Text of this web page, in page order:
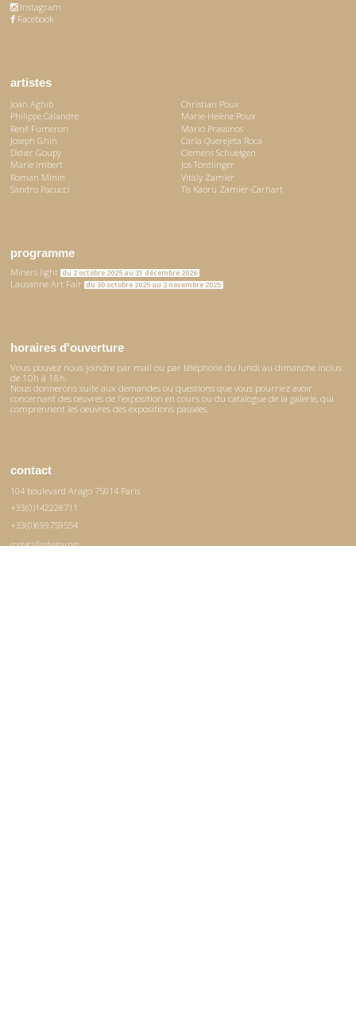
Instagram
Facebook
artistes
Joan Aghib
Philippe Calandre
René Fumeron
Joseph Ghin
Didier Goupy
Marie Imbert
Roman Minin
Sandro Pacucci
Christian Poux
Marie-Hélène Poux
Mario Prassinos
Carla Querejeta Roca
Clemens Schuelgen
Jos Tontlinger
Vitaly Zamler
Tis Kaoru Zamler-Carhart
programme
Miners light du 2 octobre 2025 au 31 décembre 2026
Lausanne Art Fair du 30 octobre 2025 au 2 novembre 2025
horaires d'ouverture
Vous pouvez nous joindre par mail ou par téléphone du lundi au dimanche inclus
de 10h à 18h.
Nous donnerons suite aux demandes ou questions que vous pourriez avoir
concernant des œuvres de l’exposition en cours ou du catalogue de la galerie, qui
comprennent les oeuvres des expositions passées.
contact
104 boulevard Arago 75014 Paris
+33(0)142228711
+33(0)699759554
contact@mhaata.com